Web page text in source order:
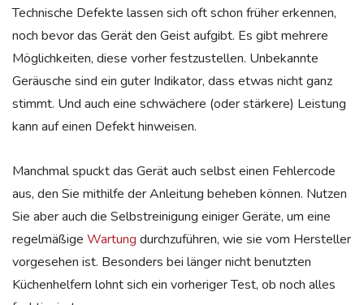
Technische Defekte lassen sich oft schon früher erkennen,
noch bevor das Gerät den Geist aufgibt. Es gibt mehrere
Möglichkeiten, diese vorher festzustellen. Unbekannte
Geräusche sind ein guter Indikator, dass etwas nicht ganz
stimmt. Und auch eine schwächere (oder stärkere) Leistung
kann auf einen Defekt hinweisen.
Manchmal spuckt das Gerät auch selbst einen Fehlercode
aus, den Sie mithilfe der Anleitung beheben können. Nutzen
Sie aber auch die Selbstreinigung einiger Geräte, um eine
regelmäßige Wartung durchzuführen, wie sie vom Hersteller
vorgesehen ist. Besonders bei länger nicht benutzten
Küchenhelfern lohnt sich ein vorheriger Test, ob noch alles